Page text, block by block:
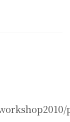
to Calendar